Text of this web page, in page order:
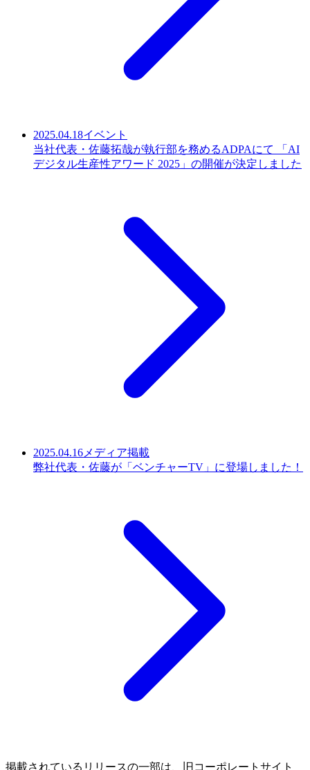
2025.04.18イベント
当社代表・佐藤拓哉が執行部を務めるADPAにて 「AI
デジタル生産性アワード 2025」の開催が決定しました
2025.04.16 メディア掲載
弊社代表・佐藤が「ベンチャーTV」に登場しました！
掲載されているリリースの一部は、旧コーポレートサイト